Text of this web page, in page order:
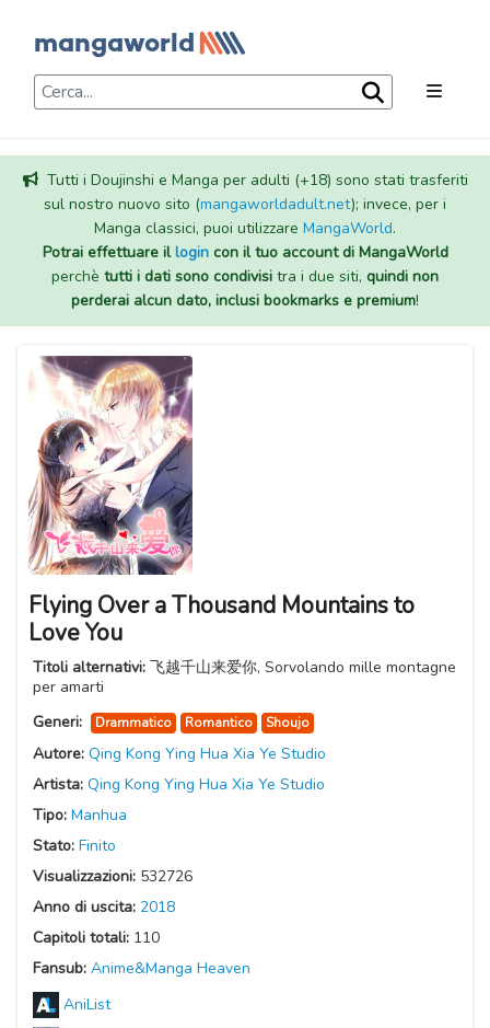
Tutti i Doujinshi e Manga per adulti (+18) sono stati trasferiti
sul nostro nuovo sito (mangaworldadult.net); invece, per i
Manga classici, puoi utilizzare MangaWorld.
Potrai effettuare illogincon il tuo account di MangaWorld
perchè tutti i dati sono condivisi tra i due siti, quindi non
perderai alcun dato, inclusi bookmarks e premium!
Flying Over a Thousand Mountains to
Love You
Titoli alternativi: 飞越千山来爱你, Sorvolando mille montagne
per amarti
Generi:
Drammatico Romantico Shoujo
Autore: Qing Kong Ying Hua Xia Ye Studio
Artista: Qing Kong Ying Hua Xia Ye Studio
Tipo: Manhua
Stato: Finito
Visualizzazioni: 532726
Anno di uscita: 2018
Capitoli totali: 110
Fansub: Anime&Manga Heaven
AniList